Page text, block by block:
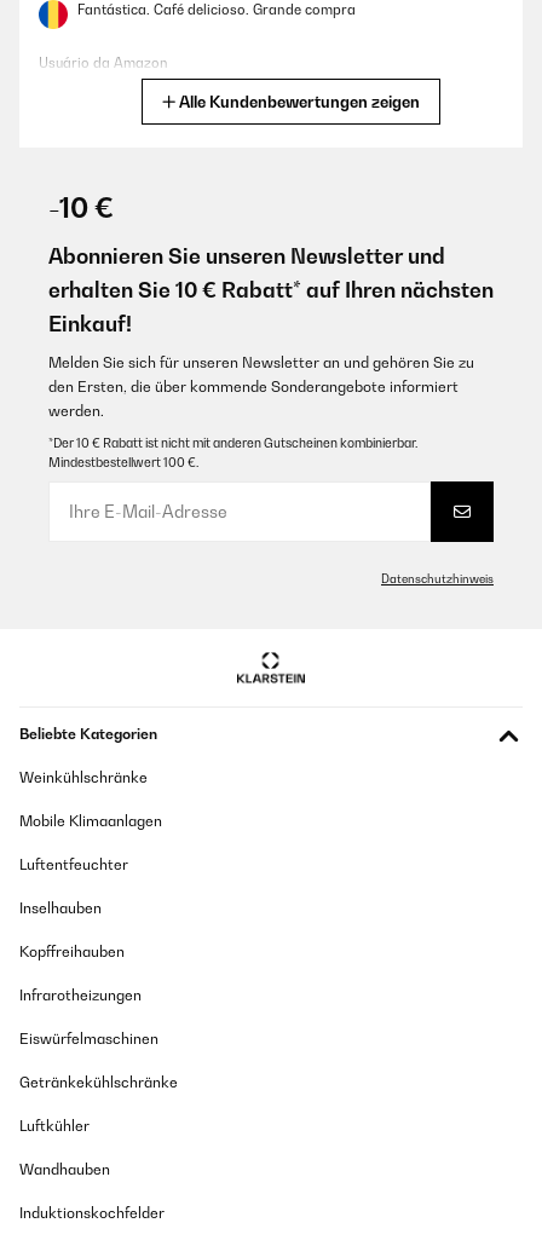
Fantástica. Café delicioso. Grande compra
Usuário da Amazon
achat
Utilisateur d'Amazon
Übersetzen
GEPRÜFTE BEWERTUNG
Muy buen producto,hace un café existió,cremoso la cafetera
funciona bastante bien veremos con el tiempo.vendedor muy
condiciones y me a llegado en dos días.10 para el vendedor,y 10
bonne machine petit bemol le volume des tasses est trop court je
Übersetzen
Buena calidad y excelente servicio de atención al cliente , fiel a
buen café dará un café inigualable.totalmente
Alle Kundenbewertungen zeigen
-10 €
Abonnieren Sie unseren Newsletter und
erhalten Sie 10 € Rabatt* auf Ihren nächsten
Einkauf!
Melden Sie sich für unseren Newsletter an und gehören Sie zu
den Ersten, die über kommende Sonderangebote informiert
werden.
*Der 10 € Rabatt ist nicht mit anderen Gutscheinen kombinierbar.
Mindestbestellwert 100 €.
Datenschutzhinweis
Beliebte Kategorien
Weinkühlschränke
Mobile Klimaanlagen
Luftentfeuchter
Inselhauben
Kopffreihauben
Infrarotheizungen
Eiswürfelmaschinen
Getränkekühlschränke
Luftkühler
Wandhauben
Induktionskochfelder